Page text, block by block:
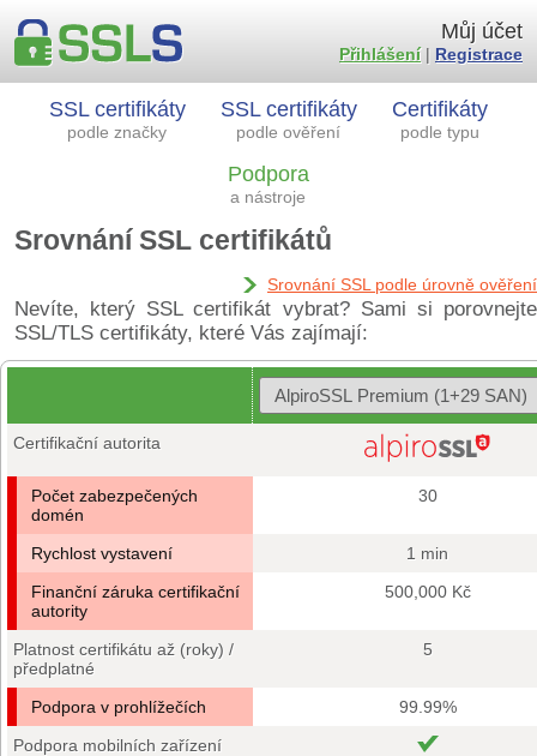
SSL certifikáty
podle značky
SSL certifikáty
podle ověření
Certifikáty
podle typu
Podpora
a nástroje
Můj účet
Přihlášení| Registrace
Srovnání SSL certifikátů
Srovnání SSL podle úrovně ověření
Nevíte, který SSL certifikát vybrat? Sami si porovnejte
SSL/TLS certifikáty, které Vás zajímají:
Certifikační autorita
Počet zabezpečených
domén
30
Rychlost vystavení
1 min
Finanční záruka certifikační
autority
500,000 Kč
Platnost certifikátu až (roky) /
předplatné
5
Podpora v prohlížečích
99.99%
Podpora mobilních zařízení